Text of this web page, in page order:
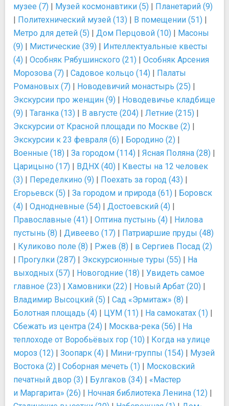
музее (7) | Музей космонавтики (5) | Планетарий (9)
| Политехнический музей (13) | В помещении (51) |
Метро для детей (5) | Дом Перцовой (10) | Масоны
(9) | Мистические (39) | Интеллектуальные квесты
(4) | Особняк Рябушинского (21) | Особняк Арсения
Морозова (7) | Садовое кольцо (14) | Палаты
Романовых (7) | Новодевичий монастырь (25) |
Экскурсии про женщин (9) | Новодевичье кладбище
(9) | Таганка (13) | В августе (204) | Летние (215) |
Экскурсии от Красной площади по Москве (2) |
Экскурсии к 23 февраля (6) | Бородино (2) |
Военные (18) | За городом (114) | Ясная Поляна (28) |
Царицыно (17) | ВДНХ (40) | Квесты на 12 человек
(3) | Переделкино (9) | Поехать за город (43) |
Егорьевск (5) | За городом и природа (61) | Боровск
(4) | Однодневные (54) | Достоевский (4) |
Православные (41) | Оптина пустынь (4) | Нилова
пустынь (8) | Дивеево (17) | Патриаршие пруды (48)
| Куликово поле (8) | Ржев (8) | в Сергиев Посад (2)
| Прогулки (287) | Экскурсионные туры (55) | На
выходных (57) | Новогодние (18) | Увидеть самое
главное (23) | Хамовники (22) | Новый Арбат (20) |
Владимир Высоцкий (5) | Сад «Эрмитаж» (8) |
Болотная площадь (4) | ЦУМ (11) | На самокатах (1) |
Сбежать из центра (24) | Москва-река (56) | На
теплоходе от Воробьёвых гор (10) | Когда на улице
мороз (12) | Зоопарк (4) | Мини-группы (154) | Музей
Востока (2) | Соборная мечеть (1) | Московский
печатный двор (3) | Булгаков (34) | «Мастер
и Маргарита» (26) | Ночная библиотека Ленина (12) |